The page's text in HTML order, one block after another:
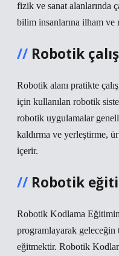
fizik ve sanat alanlarında
bilim insanlarına ilham ve
Robotik
Robotik alanı pratikte
için kullanılan robotik
robotik uygulamalar
kaldırma ve yerleştirme,
içerir.
Robotik
Robotik Kodlama
programlayarak
eğitmektir. Robotik